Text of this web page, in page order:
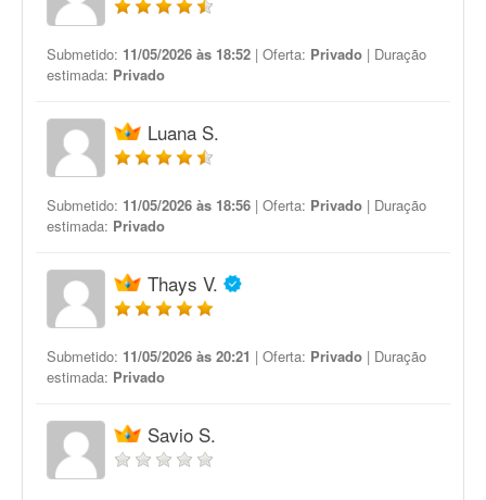
Submetido: 11/05/2026 às 18:52 | Oferta: Privado | Duração
estimada: Privado
Luana S.
Submetido: 11/05/2026 às 18:56 | Oferta: Privado | Duração
estimada: Privado
Thays V.
Submetido: 11/05/2026 às 20:21 | Oferta: Privado | Duração
estimada: Privado
Savio S.